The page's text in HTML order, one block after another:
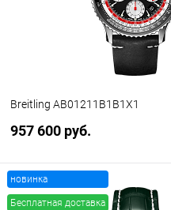
Breitling AB01211B1B1X1
957 600 руб.
В корзину
новинка
Бесплатная доставка